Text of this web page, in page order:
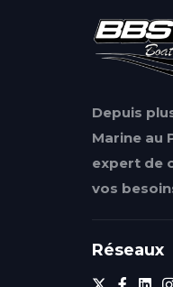
Depuis
Marine au
expert de
vos
Réseaux